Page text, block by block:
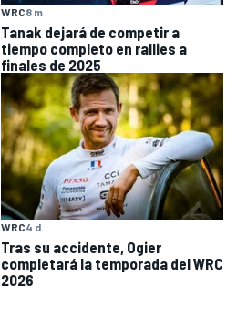
WRC8 m
Tanak dejará de competir a
tiempo completo en rallies a
finales de 2025
WRC4 d
Tras su accidente, Ogier
completará la temporada del WRC
2026